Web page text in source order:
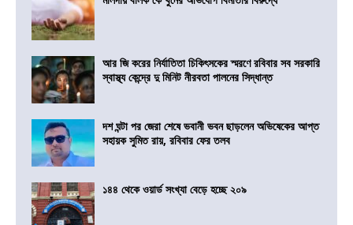
আর জি করের নির্যাতিতা চিকিৎসকের স্মরণে রবিবার সব সরকারি
স্বাস্থ্য কেন্দ্রে দু মিনিট নীরবতা পালনের সিদ্ধান্ত
দশ ঘন্টা পর জেরা শেষে ভবানী ভবন ছাড়লেন অভিষেকের আপ্ত
সহায়ক সুমিত রায়, রবিবার ফের তলব
১৪৪ থেকে ওয়ার্ড সংখ্যা বেড়ে হচ্ছে ২০৯